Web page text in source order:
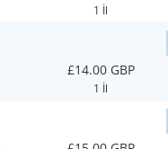
1 İl
£14.00 GBP
1 İl